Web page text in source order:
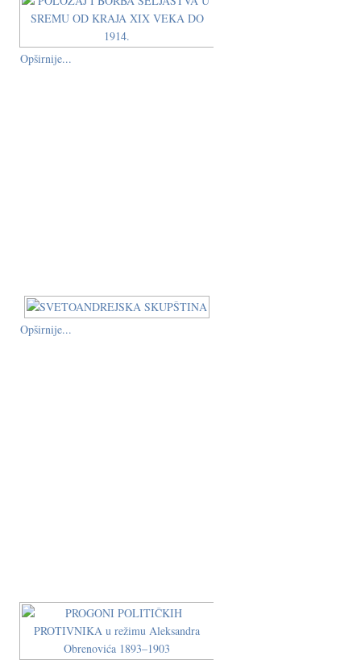
Opširnije...
Opširnije...